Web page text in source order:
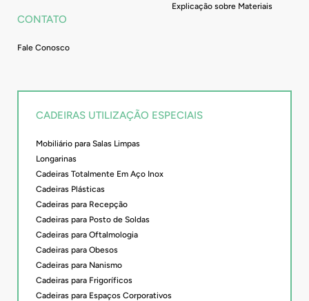
CONTATO
Fale Conosco
Explicação sobre Materiais
CADEIRAS UTILIZAÇÃO ESPECIAIS
Mobiliário para Salas Limpas
Longarinas
Cadeiras Totalmente Em Aço Inox
Cadeiras Plásticas
Cadeiras para Recepção
Cadeiras para Posto de Soldas
Cadeiras para Oftalmologia
Cadeiras para Obesos
Cadeiras para Nanismo
Cadeiras para Frigoríficos
Cadeiras para Espaços Corporativos